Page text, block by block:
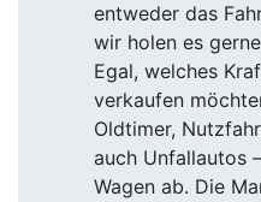
entweder das
wir holen es
Egal, welches
verkaufen
Oldtimer,
auch Unfallautos
Wagen ab. Die